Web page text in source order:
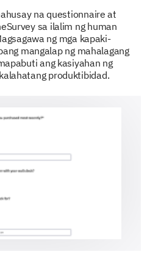
na questionnaire at
sa ilalim ng human
ng mga kapaki-
mangalap ng mahalagang
ang kasiyahan ng
produktibidad.